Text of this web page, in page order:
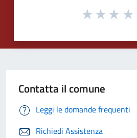
Contatta il comune
Leggi le domande frequenti
Richiedi Assistenza